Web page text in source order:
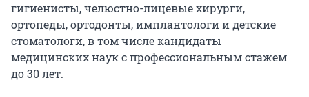
гигиенисты, челюстно-лицевые хирурги,
ортопеды, ортодонты, имплантологи и детские
стоматологи, в том числе кандидаты
медицинских наук с профессиональным стажем
до 30 лет.